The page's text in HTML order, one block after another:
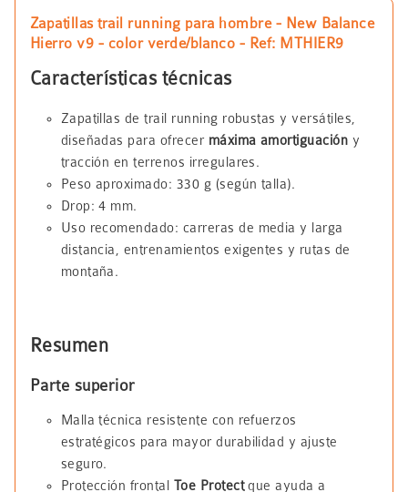
Zapatillas trail running para hombre - New Balance
Hierro v9 - color verde/blanco - Ref: MTHIER9
Características técnicas
Zapatillas de trail running robustas y versátiles,
diseñadas para ofrecer máxima amortiguación y
tracción en terrenos irregulares.
Peso aproximado: 330 g (según talla).
Drop: 4 mm.
Uso recomendado: carreras de media y larga
distancia, entrenamientos exigentes y rutas de
montaña.
Resumen
Parte superior
Malla técnica resistente con refuerzos
estratégicos para mayor durabilidad y ajuste
seguro.
Protección frontal Toe Protectque ayuda a